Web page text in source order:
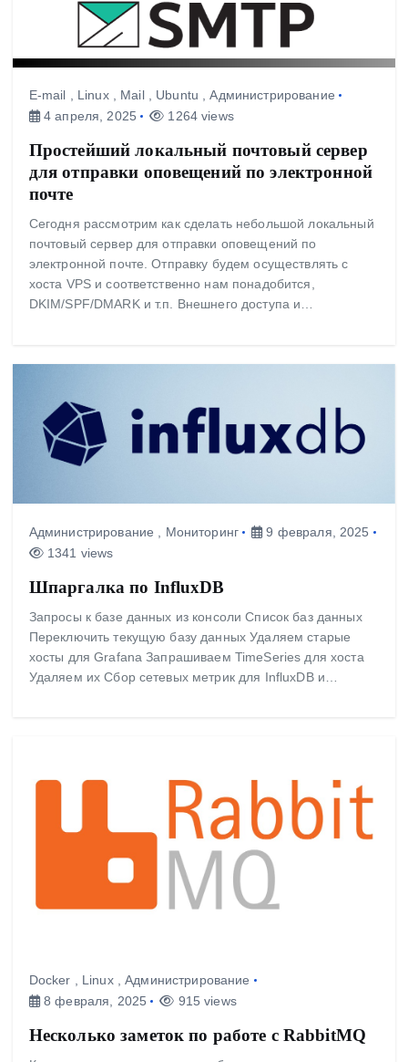
E-mail Linux, Mail, Ubuntu ,Администрирование
4 апреля, 2025
1264 views
Простейший локальный почтовый сервер
для отправки оповещений по электронной
почте
Сегодня рассмотрим как сделать небольшой локальный
почтовый сервер для отправки оповещений по
электронной почте. Отправку будем осуществлять с
хоста VPS и соответственно нам понадобится,
DKIM/SPF/DMARK и т.п. Внешнего доступа и…
Администрирование Мониторинг
9 февраля, 2025
1341 views
Шпаргалка по InfluxDB
Запросы к базе данных из консоли Список баз данных
Переключить текущую базу данных Удаляем старые
хосты для Grafana Запрашиваем TimeSeries для хоста
Удаляем их Сбор сетевых метрик для InfluxDB и…
Docker Linux,Администрирование
8 февраля, 2025
915 views
Несколько заметок по работе с RabbitMQ